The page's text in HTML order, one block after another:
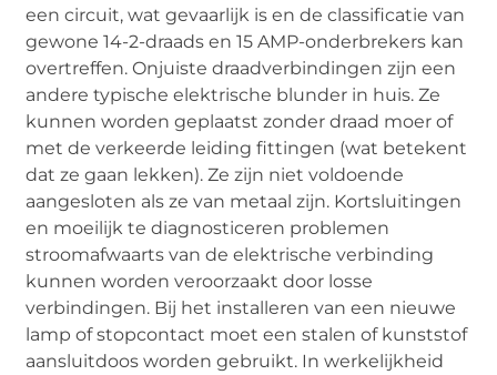
een circuit, wat gevaarlijk is en de classificatie van
gewone 14-2-draads en 15 AMP-onderbrekers kan
overtreffen. Onjuiste draadverbindingen zijn een
andere typische elektrische blunder in huis. Ze
kunnen worden geplaatst zonder draad moer of
met de verkeerde leiding fittingen (wat betekent
dat ze gaan lekken). Ze zijn niet voldoende
aangesloten als ze van metaal zijn. Kortsluitingen
en moeilijk te diagnosticeren problemen
stroomafwaarts van de elektrische verbinding
kunnen worden veroorzaakt door losse
verbindingen. Bij het installeren van een nieuwe
lamp of stopcontact moet een stalen of kunststof
aansluitdoos worden gebruikt. In werkelijkheid